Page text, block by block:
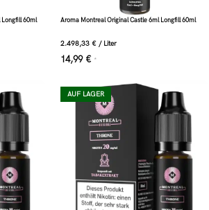
Longfill 60ml Aroma Montreal Original Castle 6ml Longfill 60ml
2.498,33 € / Liter
14,99 € *
AUF LAGER